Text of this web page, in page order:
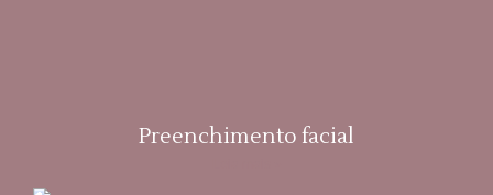
Preenchimento facial